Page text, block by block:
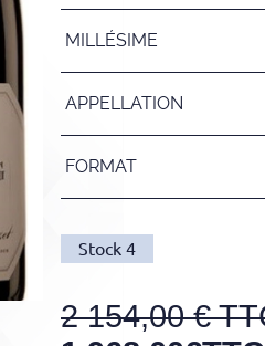
MILLÉSIME
APPELLATION
FORMAT
Stock 4
2 154,00